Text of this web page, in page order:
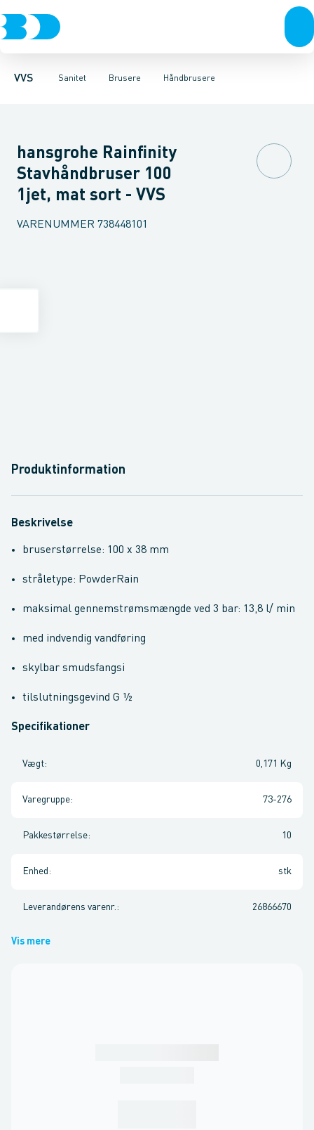
VVS Sanitet
Rør & fittingsPressfittings & rørKuglehaner & ventiler
Brusere
Toiletter, sæder og cisterner VaskeArmaturer
Håndbrusere
HåndbrusereBruseslanger BrusesætBrusestænger
hansgrohe Rainfinity
Stavhåndbruser 100
1jet, mat sort - VVS
VARENUMMER 738448101
Produktinformation
Beskrivelse
bruserstørrelse: 100 x 38 mm
stråletype: PowderRain
maksimal gennemstrømsmængde ved 3 bar: 13,8 l/ min
med indvendig vandføring
skylbar smudsfangsi
tilslutningsgevind G ½
Specifikationer
Vægt: 0,171 Kg
Varegruppe: 73-276
Pakkestørrelse: 10
Enhed : stk
Leverandørens varenr. : 26866670
Vis mere